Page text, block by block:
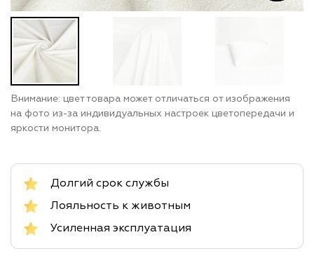
Внимание: цвет товара может отличаться от изображения
на фото из-за индивидуальных настроек цветопередачи и
яркости монитора.
Долгий срок службы
Лояльность к животным
Усиленная эксплуатация